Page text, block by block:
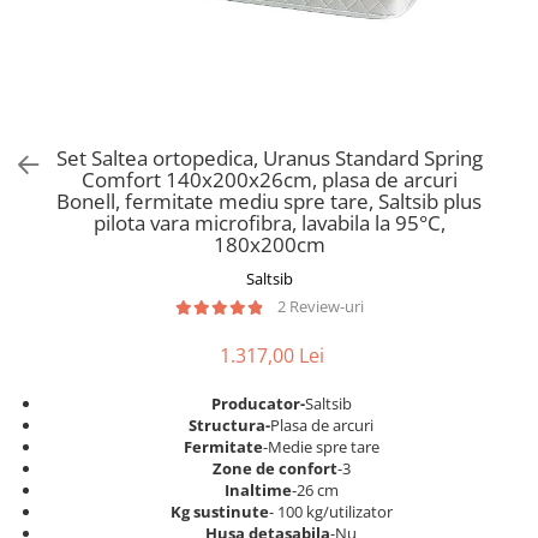
Saltele Memory Pocket
Saltele cu plasa arcuri
Saltele cu spuma
Saltele cu spuma poliuretanica
Saltele 160x200
Saltele 180x200
Top saltele
Scaune pentru living
Seturi comode living si vitrine
Mobila living
Set mese plus scaune
Etajere Birou
Dulap birou
Birouri
Scaune pentru birou
Scaune pentru vizitatori
Scaune birou copii
Scaune resigilate
Scaune gradinita
Scaune terasa si outdoor
Set Saltea ortopedica, Uranus Standard Spring
Comfort 140x200x26cm, plasa de arcuri
Bonell, fermitate mediu spre tare, Saltsib plus
pilota vara microfibra, lavabila la 95°C,
180x200cm
Saltsib
2 Review-uri
1.317,00 Lei
Producator-Saltsib
Structura-Plasa de arcuri
Fermitate-Medie spre tare
Zone de confort-3
Inaltime-26 cm
Kg sustinute- 100 kg/utilizator
Husa detasabila-Nu